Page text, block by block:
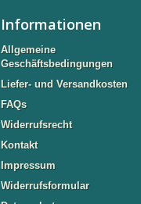
Informationen
Allgemeine
Geschäftsbedingungen
Liefer- und Versandkosten
FAQs
Widerrufsrecht
Kontakt
Impressum
Widerrufsformular